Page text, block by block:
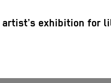
exhibition for